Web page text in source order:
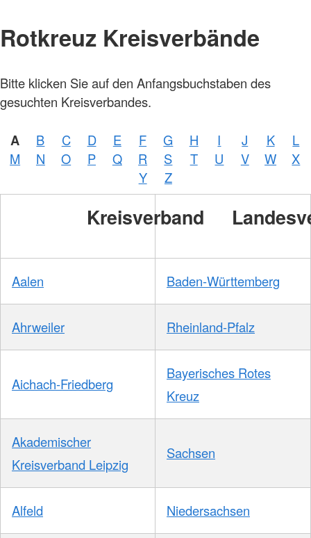
Rotkreuz Kreisverbände
Bitte klicken Sie auf den Anfangsbuchstaben des
gesuchten Kreisverbandes.
A B C D E F G H I J K
L
M
N O P Q R S T U V W
X
Y
Z
Kreisverband
Aalen Baden-Württemberg
Ahrweiler Rheinland-Pfalz
Aichach-Friedberg
Bayerisches Rotes
Kreuz
Akademischer
Kreisverband Leipzig
Sachsen
Alfeld Niedersachsen